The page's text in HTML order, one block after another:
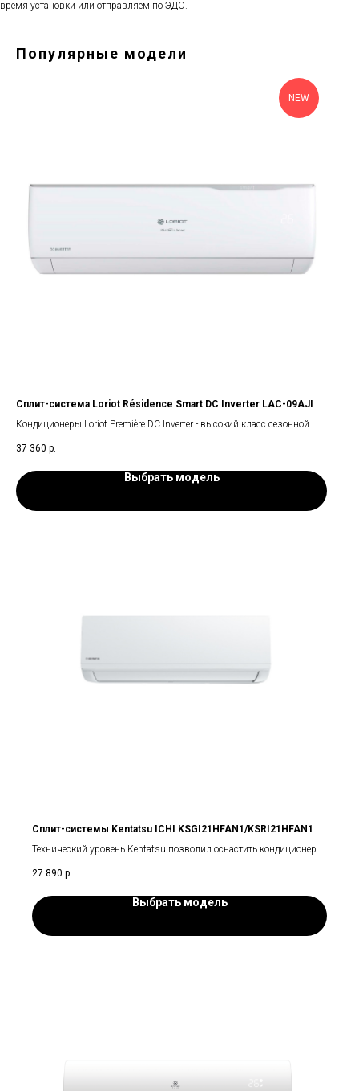
время установки или отправляем по ЭДО.
Популярные модели
NEW
Сплит-система Loriot Résidence Smart DC Inverter LAC-09AJI
Кондиционеры Loriot Première DC Inverter - высокий класс сезонной
компрессора экономит энергоресурсы
37 360 р.
Выбрать модель
Сплит-системы Kentatsu ICHI KSGI21HFAN1/KSRI21HFAN1
Технический уровень Kentatsu позволил оснастить кондиционер
27 890 р.
Выбрать модель